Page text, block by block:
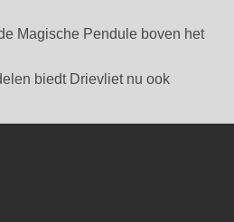
Magische Pendule boven het
biedt Drievliet nu ook